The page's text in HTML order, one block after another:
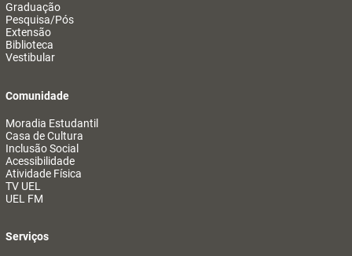
Graduação
Pesquisa/Pós
Extensão
Biblioteca
Vestibular
Comunidade
Moradia Estudantil
Casa de Cultura
Inclusão Social
Acessibilidade
Atividade Física
TV UEL
UEL FM
Serviços